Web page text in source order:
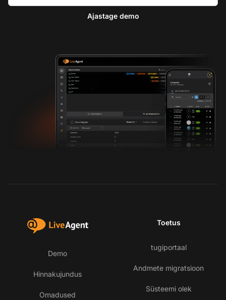
Ajastage demo
Demo
Hinnakujundus
Omadused
Toetus
tugiportaal
Andmete migratsioon
Süsteemi olek